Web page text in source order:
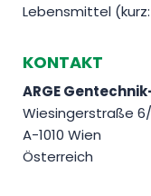
Lebensmittel
KONTAKT
ARGE
Wiesingerstraße
A-1010 Wien
Österreich